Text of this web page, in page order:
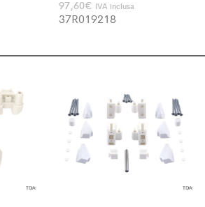
97,60€ IVA inclusa
37R019218